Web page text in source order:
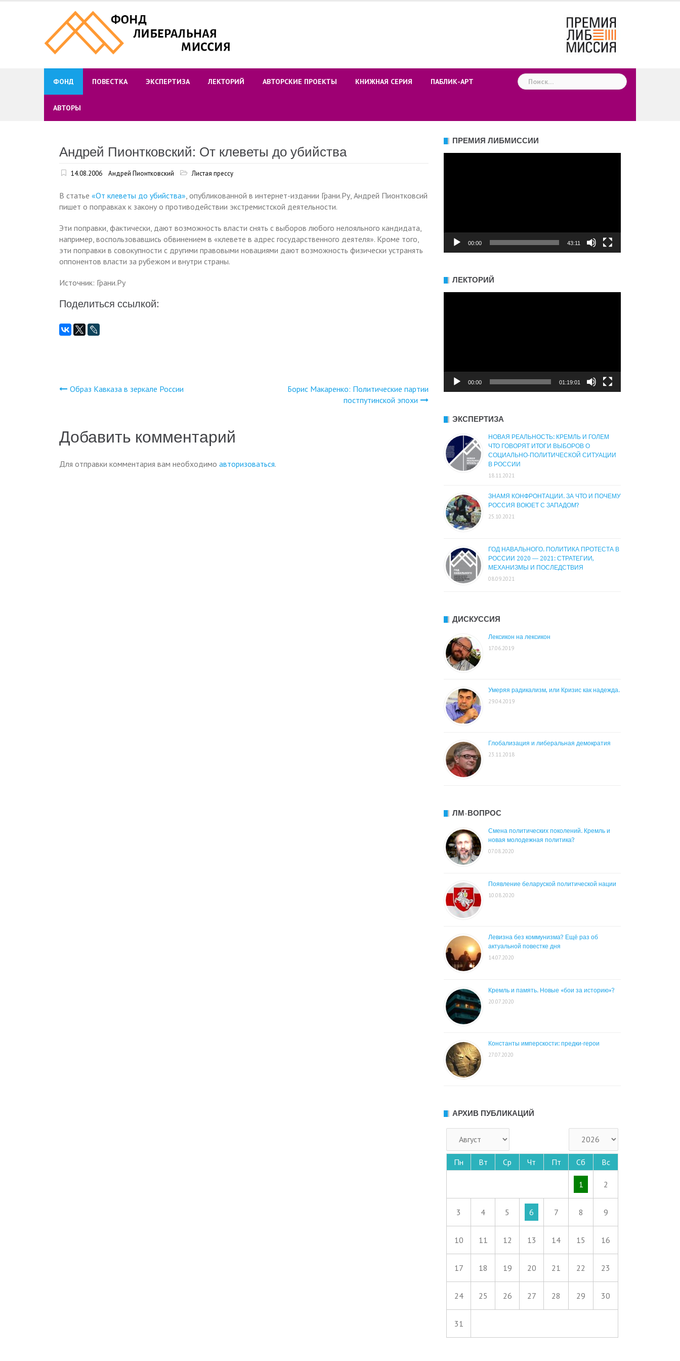
ФОНД ПОВЕСТКА ЭКСПЕРТИЗА ЛЕКТОРИЙ АВТОРСКИЕ ПРОЕКТЫ КНИЖНАЯ СЕРИЯ ПАБЛИК-АРТ
АВТОРЫ
Найти:
Андрей Пионтковский: От клеветы до убийства
14.08.2006 Андрей Пионтковский Листая прессу
В статье «От клеветы до убийства», опубликованной в интернет-издании Грани.Ру, Андрей Пионтковсий
пишет о поправках к закону о противодействии экстремистской деятельности.
Эти поправки, фактически, дают возможность власти снять с выборов любого нелояльного кандидата,
например, воспользовавшись обвинением в «клевете в адрес государственного деятеля». Кроме того,
эти поправки в совокупности с другими правовыми новациями дают возможность физически устранять
оппонентов власти за рубежом и внутри страны.
Источник: Грани.Ру
Поделиться ссылкой:
Навигация
записям
Образ Кавказа в зеркале России
Борис Макаренко: Политические партии
постпутинской эпохи
Добавить комментарий
Для отправки комментария вам необходимо авторизоваться.
ПРЕМИЯ ЛИБМИССИИ
00:00 43:11
ЛЕКТОРИЙ
00:00 01:19:01
ЭКСПЕРТИЗА
НОВАЯ РЕАЛЬНОСТЬ: КРЕМЛЬ И ГОЛЕМ
ЧТО ГОВОРЯТ ИТОГИ ВЫБОРОВ О
СОЦИАЛЬНО-ПОЛИТИЧЕСКОЙ СИТУАЦИИ
В РОССИИ
18.11.2021
ЗНАМЯ КОНФРОНТАЦИИ. ЗА ЧТО И ПОЧЕМУ
РОССИЯ ВОЮЕТ С ЗАПАДОМ?
25.10.2021
ГОД НАВАЛЬНОГО. ПОЛИТИКА ПРОТЕСТА В
РОССИИ 2020 — 2021: СТРАТЕГИИ,
МЕХАНИЗМЫ И ПОСЛЕДСТВИЯ
08.09.2021
ДИСКУССИЯ
Лексикон на лексикон
17.06.2019
Умеряя радикализм, или Кризис как надежда.
29.04.2019
Глобализация и либеральная демократия
23.11.2018
ЛМ-ВОПРОС
Смена политических поколений. Кремль и
новая молодежная политика?
07.08.2020
Появление беларуской политической нации
10.08.2020
Левизна без коммунизма? Ещё раз об
актуальной повестке дня
14.07.2020
Кремль и память. Новые «бои за историю»?
20.07.2020
Константы имперскости: предки-герои
27.07.2020
АРХИВ ПУБЛИКАЦИЙ
Пн Вт Ср Чт Пт Сб Вс
1 2
3 4 5 6 7 8 9
10 11 12 13 14 15 16
17 18 19 20 21 22 23
24 25 26 27 28 29 30
31